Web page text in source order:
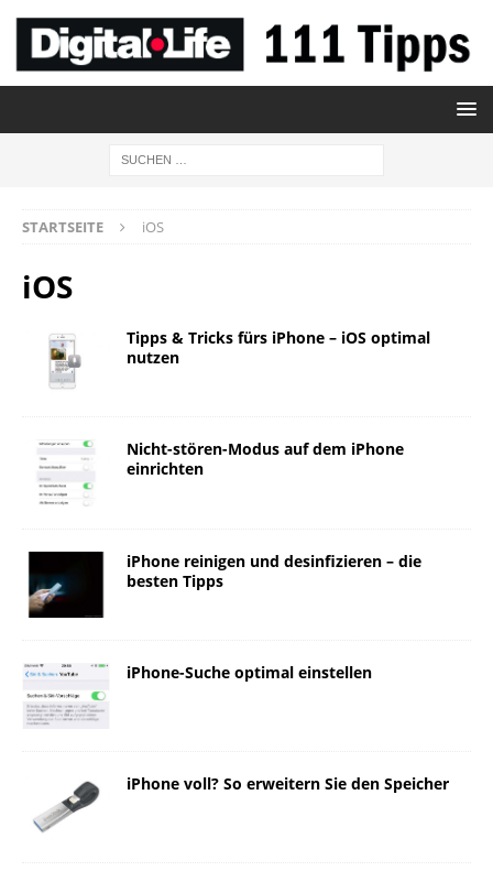
STARTSEITE iOS
iOS
Tipps & Tricks fürs iPhone – iOS optimal
nutzen
Nicht-stören-Modus auf dem iPhone
einrichten
iPhone reinigen und desinfizieren – die
besten Tipps
iPhone-Suche optimal einstellen
iPhone voll? So erweitern Sie den Speicher